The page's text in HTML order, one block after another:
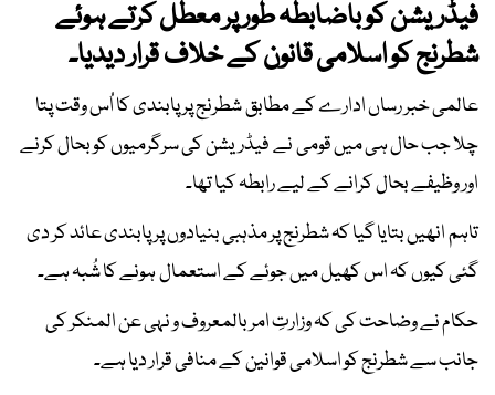
فیڈریشن کو باضابطہ طور پر معطل کرتے ہوئے
شطرنج کو اسلامی قانون کے خلاف قرار دیدیا۔
عالمی خبر رساں ادارے کے مطابق شطرنج پر پابندی کا اُس وقت پتا
چلا جب حال ہی میں قومی نے فیڈریشن کی سرگرمیوں کو بحال کرنے
اور وظیفے بحال کرانے کے لیے رابطہ کیا تھا۔
تاہم انھیں بتایا گیا کہ شطرنج پر مذہبی بنیادوں پر پابندی عائد کر دی
گئی کیوں کہ اس کھیل میں جوئے کے استعمال ہونے کا شُبہ ہے۔
حکام نے وضاحت کی کہ وزارتِ امر بالمعروف و نہی عن المنکر کی
جانب سے شطرنج کو اسلامی قوانین کے منافی قرار دیا ہے۔